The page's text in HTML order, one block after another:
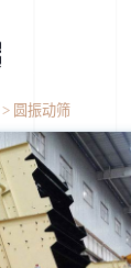
圆振动筛